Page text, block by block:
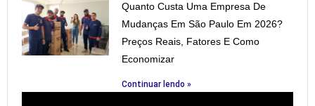
Quanto Custa Uma Empresa De
Mudanças Em São Paulo Em 2026?
Preços Reais, Fatores E Como
Economizar
Continuar lendo »